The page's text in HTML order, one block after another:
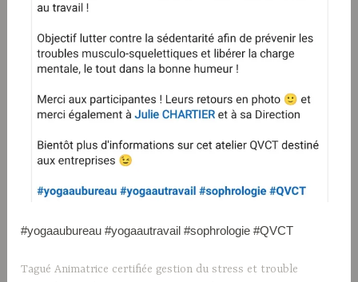
#yogaaubureau #yogaautravail #sophrologie #QVCT
TaguéAnimatrice certifiée gestion du stress et trouble